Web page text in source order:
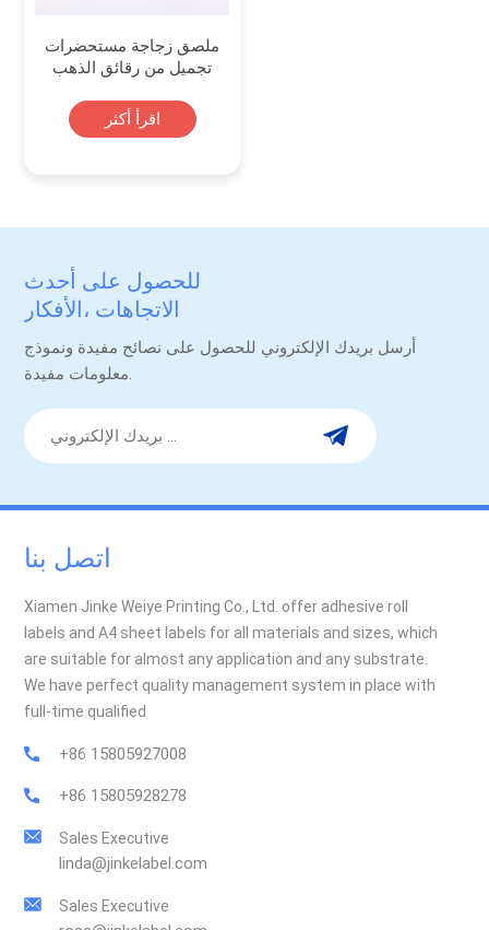
ملصق زجاجة مستحضرات
تجميل من رقائق الذهب
مع لاصق قوي
اقرأ أكثر
للحصول على أحدث
الاتجاهات ،الأفكار
أرسل بريدك الإلكتروني للحصول على نصائح مفيدة ونموذج
معلومات مفيدة.
اتصل بنا
Xiamen Jinke Weiye Printing Co., Ltd. offer adhesive roll
labels and A4 sheet labels for all materials and sizes, which
are suitable for almost any application and any substrate.
We have perfect quality management system in place with
full-time qualified
+86 15805927008
+86 15805928278
Sales Executive
linda@jinkelabel.com
Sales Executive